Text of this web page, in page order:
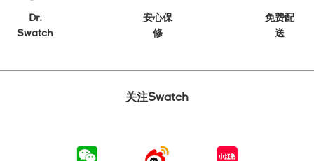
Dr.
Swatch
安心保
修
免费配
送
关注Swatch